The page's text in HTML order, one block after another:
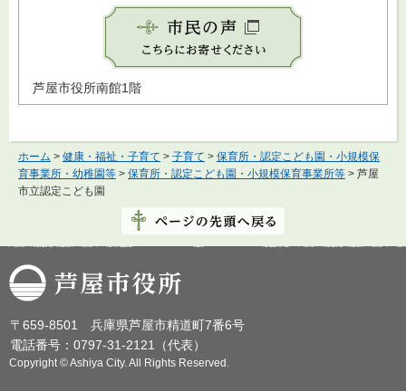
芦屋市役所南館1階
ホーム > 健康・福祉・子育て > 子育て > 保育所・認定こども園・小規模保
育事業所・幼稚園等 > 保育所・認定こども園・小規模保育事業所等 > 芦屋
市立認定こども園
芦屋市役所
〒659-8501 兵庫県芦屋市精道町7番6号
電話番号：0797-31-2121（代表）
Copyright © Ashiya City. All Rights Reserved.